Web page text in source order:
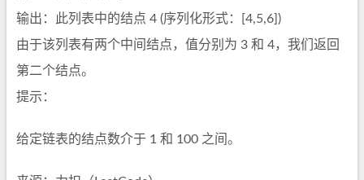
输出：此列表中的结点 4 (序列化形式：[4,5,6])
由于该列表有两个中间结点，值分别为 3 和 4，我们返回
第二个结点。
提示：
给定链表的结点数介于 1 和 100 之间。